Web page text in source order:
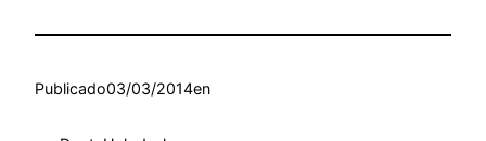
Publicado03/03/2014en